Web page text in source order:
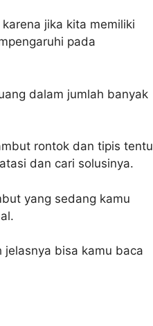
jika kita memiliki
pada
dalam jumlah banyak
rontok dan tipis tentu
dan cari solusinya.
yang sedang kamu
bisa kamu baca